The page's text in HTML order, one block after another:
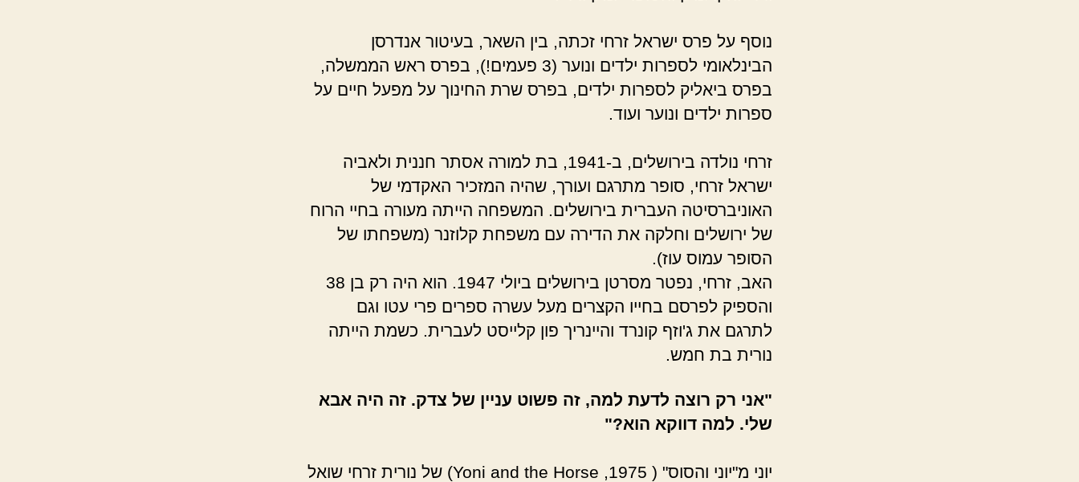
נוסף על פרס ישראל זרחי זכתה, בין השאר, בעיטור אנדרסן
הבינלאומי לספרות ילדים ונוער (3 פעמים!), בפרס ראש הממשלה,
בפרס ביאליק לספרות ילדים, בפרס שרת החינוך על מפעל חיים על
ספרות ילדים ונוער ועוד.
זרחי נולדה בירושלים, ב-1941, בת למורה אסתר חננית ולאביה
ישראל זרחי, סופר מתרגם ועורך, שהיה המזכיר האקדמי של
האוניברסיטה העברית בירושלים. המשפחה הייתה מעורה בחיי הרוח
של ירושלים וחלקה את הדירה עם משפחת קלוזנר (משפחתו של
הסופר עמוס עוז).
האב, זרחי, נפטר מסרטן בירושלים ביולי 1947. הוא היה רק בן 38
והספיק לפרסם בחייו הקצרים מעל עשרה ספרים פרי עטו וגם
לתרגם את ג'וזף קונרד והיינריך פון קלייסט לעברית. כשמת הייתה
נורית בת חמש.
"אני רק רוצה לדעת למה, זה פשוט עניין של צדק. זה היה אבא
שלי. למה דווקא הוא?"
יוני מ"יוני והסוס" ( 1975, Yoni and the Horse) של נורית זרחי שואל